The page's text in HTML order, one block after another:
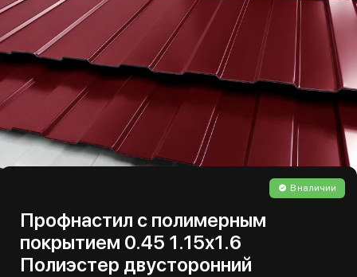
В наличии
Профнастил с полимерным
покрытием 0.45 1.15х1.6
Полиэстер двусторонний